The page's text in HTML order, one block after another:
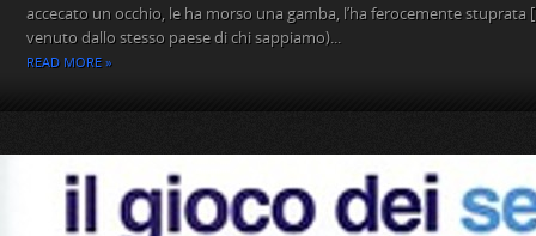
accecato un occhio, le ha morso una gamba, l’ha ferocemente stuprata
venuto dallo stesso paese di chi sappiamo)...
READ MORE »